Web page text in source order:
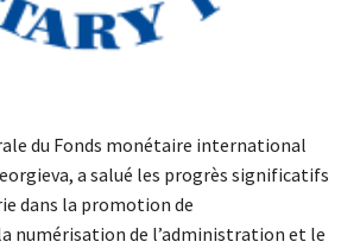
du Fonds monétaire international
a salué les progrès significatifs
dans la promotion de
numérisation de l’administration et le